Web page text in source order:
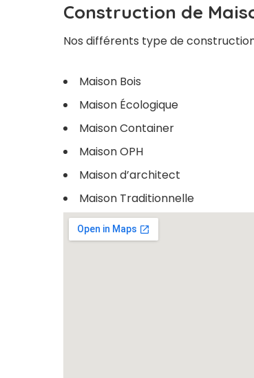
Construction de
Nos différents type de
Maison Bois
Maison Écologique
Maison Container
Maison OPH
Maison d’architect
Maison Traditionnelle